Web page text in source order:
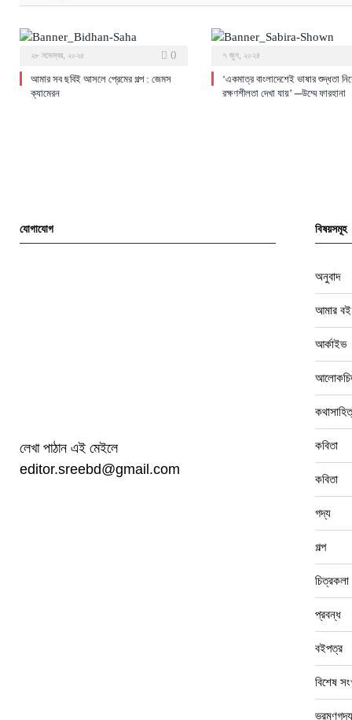
২৮ নভেম্বর, ২০২৫ 0
আমার সব ছবিই আসলে প্রেমের গল্প : জেমস
ক্যামেরন
৭ জুন, ২০২৪
‘একমাত্র বাংলাদেশেই ভাষার শুদ্ধতা
রক্ষণশীলতা দেখা যায়’ ─উম্মে ফারহানা
যোগাযোগ
লেখা পাঠান এই মেইলে
editor.sreebd@gmail.com
বিষয়সমূহ
অনুবাদ
আমার বই
আর্কাইভ
কবিতা
কবিতা
গদ্য
গল্প
চিত্রকলা
প্রবন্ধ
বইপত্র
বিশেষ
ভ্রমণগদ্য